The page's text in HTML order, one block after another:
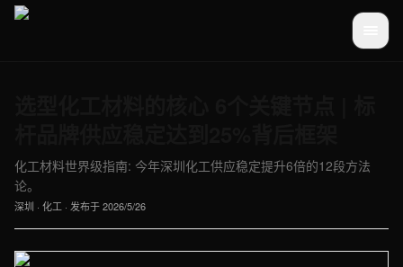
化工材料世界级指南: 今年深圳化工供应稳定提升6倍的12段方法
论。
深圳 · 化工 · 发布于2026/5/26